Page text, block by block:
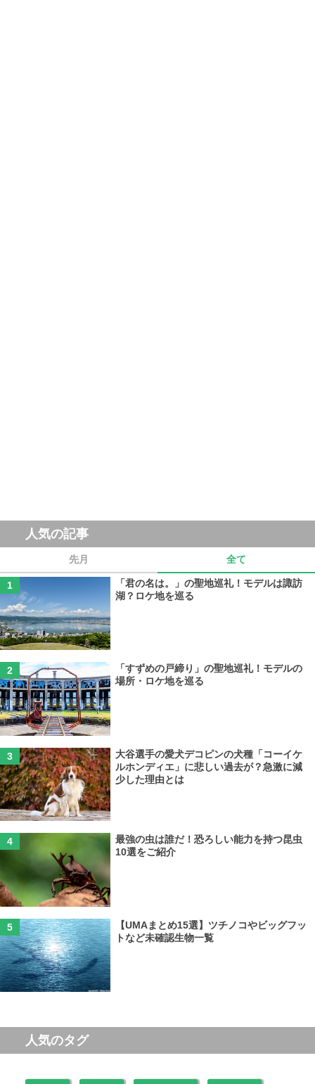
人気の記事
先月 全て
「君の名は。」の聖地巡礼！モデルは諏訪
湖？ロケ地を巡る
「すずめの戸締り」の聖地巡礼！モデルの
場所・ロケ地を巡る
大谷選手の愛犬デコピンの犬種「コーイケ
ルホンディエ」に悲しい過去が？急激に減
少した理由とは
最強の虫は誰だ！恐ろしい能力を持つ昆虫
10選をご紹介
【UMAまとめ15選】ツチノコやビッグフッ
トなど未確認生物一覧
人気のタグ